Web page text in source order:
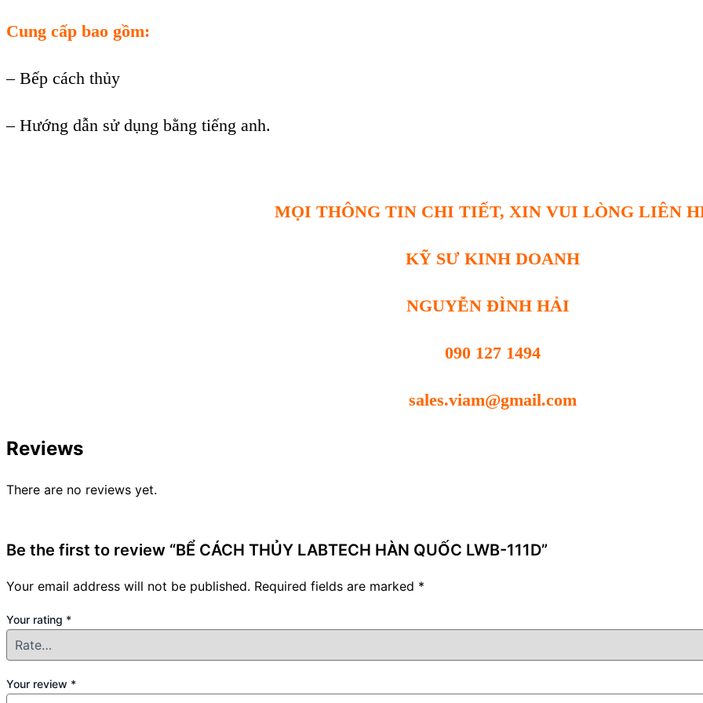
Cung cấp bao gồm:
– Bếp cách thủy
– Hướng dẫn sử dụng bằng tiếng anh.
MỌI THÔNG TIN CHI TIẾT, XIN VUI LÒNG LIÊN
KỸ SƯ KINH DOANH
NGUYỄN ĐÌNH HẢI
090 127 1494
sales.viam@gmail.com
Reviews
There are no reviews yet.
Be the first to review “BỂ CÁCH THỦY LABTECH HÀN QUỐC LWB-111D”
Your email address will not be published. Required fields are marked *
Your rating *
Your review *